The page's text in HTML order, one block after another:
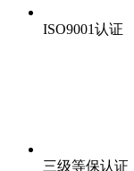
ISO9001认证
三级等保认证